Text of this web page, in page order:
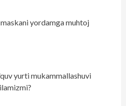
yordamga muhtoj
yurti mukammallashuvi